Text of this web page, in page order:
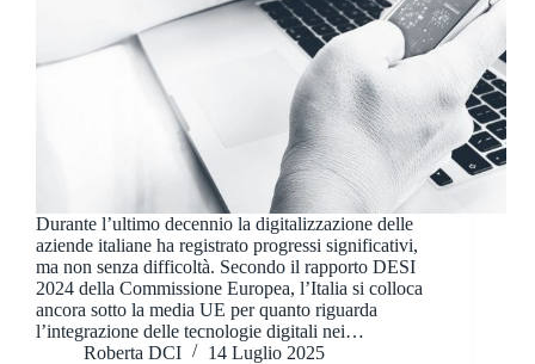
Durante l’ultimo decennio la digitalizzazione delle
aziende italiane ha registrato progressi significativi,
ma non senza difficoltà. Secondo il rapporto DESI
2024 della Commissione Europea, l’Italia si colloca
ancora sotto la media UE per quanto riguarda
l’integrazione delle tecnologie digitali nei…
Roberta DCI
14 Luglio 2025